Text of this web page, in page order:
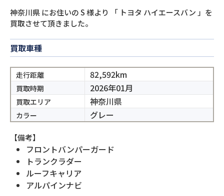
神奈川県にお住いのS様より 「 トヨタ ハイエースバン 」を
買取させて頂きました。
買取車種
走行距離 82,592km
買取時期 2026年01月
買取エリア 神奈川県
カラー グレー
【備考】
フロントバンパーガード
トランクラダー
ルーフキャリア
アルパインナビ